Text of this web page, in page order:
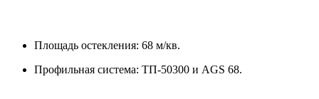
Площадь остекления: 68 м/кв.
Профильная система: ТП-50300 и AGS 68.